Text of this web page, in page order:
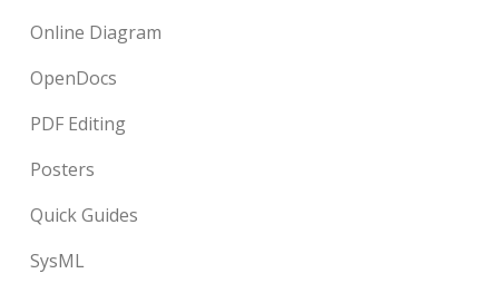
Online Diagram
OpenDocs
PDF Editing
Posters
Quick Guides
SysML